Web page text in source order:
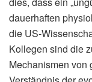
dauerhaften
die US-
Kollegen sind die
Mechanismen von